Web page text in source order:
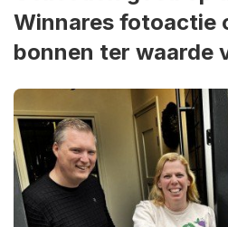
Winnares fotoactie
bonnen ter waarde